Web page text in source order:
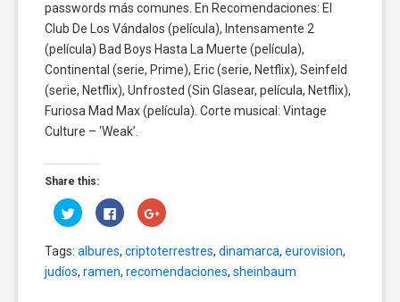
passwords más comunes. En Recomendaciones: El
Club De Los Vándalos (película), Intensamente 2
(película) Bad Boys Hasta La Muerte (película),
Continental (serie, Prime), Eric (serie, Netflix), Seinfeld
(serie, Netflix), Unfrosted (Sin Glasear, película, Netflix),
Furiosa Mad Max (película). Corte musical: Vintage
Culture – ‘Weak’.
Share this:
Click
to
share
Twitter
in
Click
to
share
Facebook
(Opens
in
Click
to
Google+
(Opens
in
Tags: albures, criptoterrestres, dinamarca, eurovision,
judíos, ramen, recomendaciones, sheinbaum